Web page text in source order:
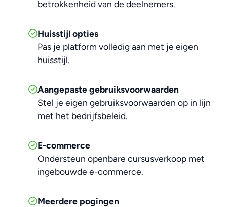
betrokkenheid van de deelnemers.
Huisstijl opties
Pas je platform volledig aan met je eigen
huisstijl.
Aangepaste gebruiksvoorwaarden
Stel je eigen gebruiksvoorwaarden op in lijn
met het bedrijfsbeleid.
E-commerce
Ondersteun openbare cursusverkoop met
ingebouwde e-commerce.
Meerdere pogingen